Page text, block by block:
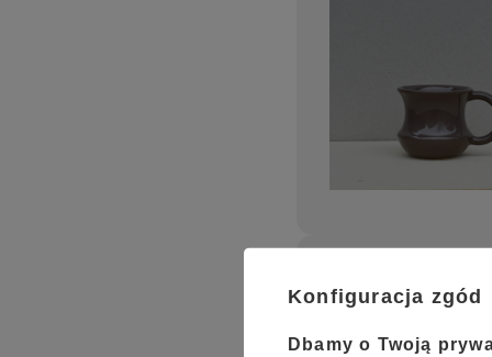
Konfiguracja zgód
Dbamy o Twoją